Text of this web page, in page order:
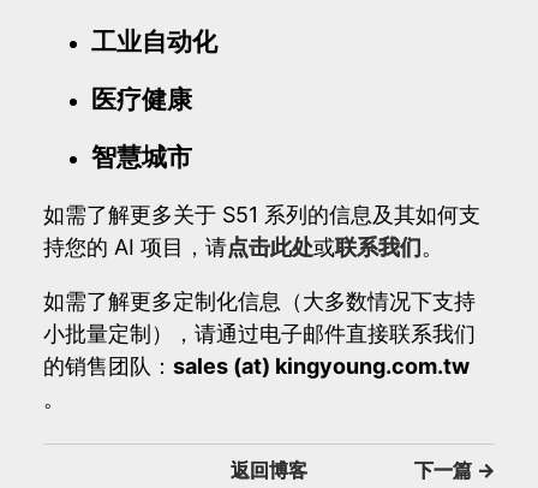
工业自动化
医疗健康
智慧城市
如需了解更多关于 S51 系列的信息及其如何支
持您的 AI 项目，请点击此处或联系我们。
如需了解更多定制化信息（大多数情况下支持
小批量定制），请通过电子邮件直接联系我们
的销售团队： sales (at) kingyoung.com.tw
。
返回博客 下一篇→